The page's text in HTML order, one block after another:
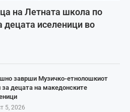
на Летната школа по
децата иселеници во
заврши Музичко-етнолошкиот
децата на македонските
5, 2026